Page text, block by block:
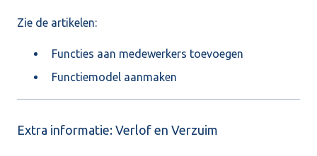
Zie de artikelen:
Functies aan medewerkers toevoegen
Functiemodel aanmaken
Extra informatie: Verlof en Verzuim